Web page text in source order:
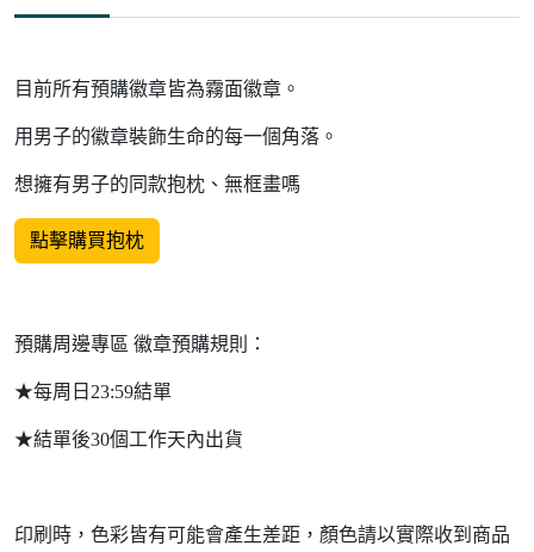
目前所有預購徽章皆為霧面徽章。
用男子的徽章裝飾生命的每一個角落。
想擁有男子的同款抱枕、無框畫嗎
點擊購買抱枕
預購周邊專區 徽章預購規則：
★每周日23:59結單
★結單後30個工作天內出貨
印刷時，色彩皆有可能會產生差距，顏色請以實際收到商品